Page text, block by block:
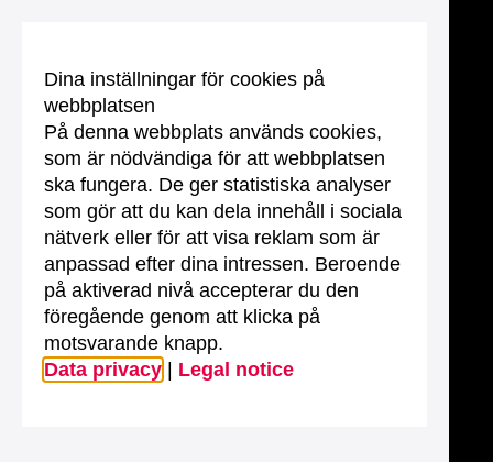
Dina inställningar för cookies på
webbplatsen
På denna webbplats används cookies,
som är nödvändiga för att webbplatsen
ska fungera. De ger statistiska analyser
som gör att du kan dela innehåll i sociala
nätverk eller för att visa reklam som är
anpassad efter dina intressen. Beroende
på aktiverad nivå accepterar du den
föregående genom att klicka på
motsvarande knapp.
Data privacy
Legal notice